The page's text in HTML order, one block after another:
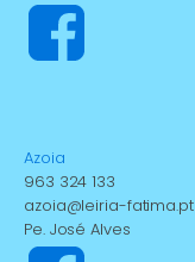
Azoia
963 324 133
azoia@leiria-fatima.pt
Pe. José Alves